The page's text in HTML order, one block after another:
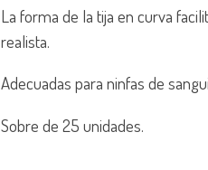
La forma de la tija en curva
realista.
Adecuadas para ninfas de
Sobre de 25 unidades.